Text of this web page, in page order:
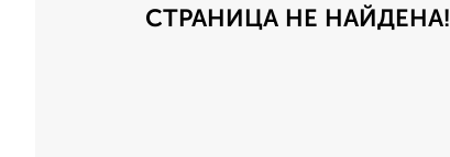
СТРАНИЦА НЕ НАЙДЕНА!